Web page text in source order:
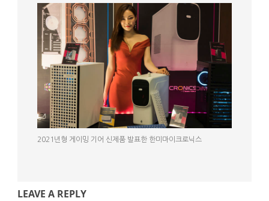
2021년형 게이밍 기어 신제품 발표한 한미마이크로닉스
LEAVE A REPLY